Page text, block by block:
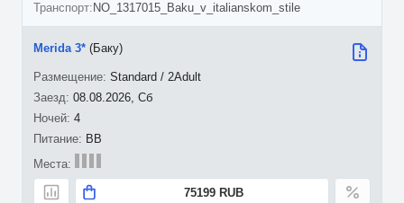
NO_1317015_Baku_v_italianskom_stile
08.08.2026, Сб
4
Merida 3* (Баку)
Standard / 2Adult
BB
75199 RUB